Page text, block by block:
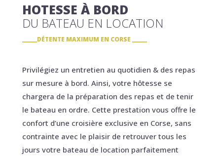
HOTESSE À BORD
DU BATEAU EN LOCATION
DÉTENTE MAXIMUM EN CORSE
Privilégiez un entretien au quotidien & des repas
sur mesure à bord. Ainsi, votre hôtesse se
chargera de la préparation des repas et de tenir
le bateau en ordre. Cette prestation vous offre le
confort d’une croisière exclusive en Corse, sans
contrainte avec le plaisir de retrouver tous les
jours votre bateau de location parfaitement